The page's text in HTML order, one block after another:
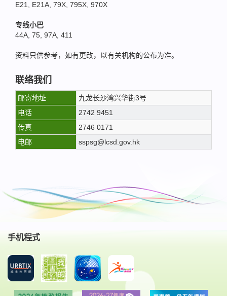
E21, E21A, 79X, 795X, 970X
专线小巴
44A, 75, 97A, 411
资料只供参考，如有更改，以有关机构的公布为准。
联络我们
邮寄地址
九龙长沙湾兴华街3号
电话
2742 9451
传真
2746 0171
电邮
sspsg@lcsd.gov.hk
手机程式